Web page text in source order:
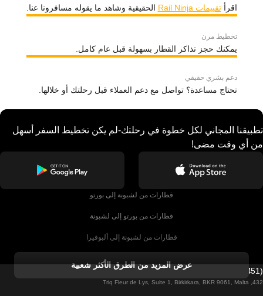
اقرأتقييمات Rail Ninja الحقيقية وشاهد ما يقوله مسافرونا عنا.
تخطيط مرن
يمكنك حجز تذاكر القطار بسهولة قبل عام كامل.
دعم بشري حقيقي
تحتاج مساعدة؟ تواصل مع دعم العملاء قبل رحلتك أو خلالها.
تطبيقنا المجاني لكل خطوة في رحلتك-لم يكن تخطيط السفر أسهل
من أي وقت مضى!
قطارات من لشبونة إلى بورتو
قطارات من بورتو إلى لشبونة
قطارات من لشبونة إلى ألبوفيرا
قطارات من ألبوفيرا إلى لشبونة
قطارات من لشبونة إلى لاغوس
عرض المزيد من الطرق الأكثر شعبية
Firebird GT Limited (OC 1451)
432, Triq Fleur de Lys, Suite 1, Birkirkara, BKR 9061, Malta